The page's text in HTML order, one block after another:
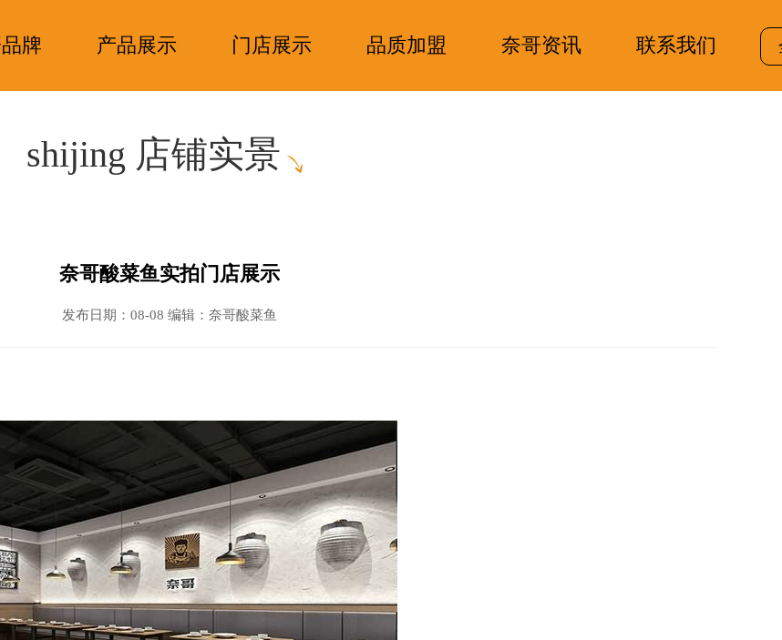
牌 产品展示 门店展示 品质加盟 奈哥资讯 联系我们
shijing 店铺实景
奈哥酸菜鱼实拍门店展示
发布日期：08-08 编辑：奈哥酸菜鱼